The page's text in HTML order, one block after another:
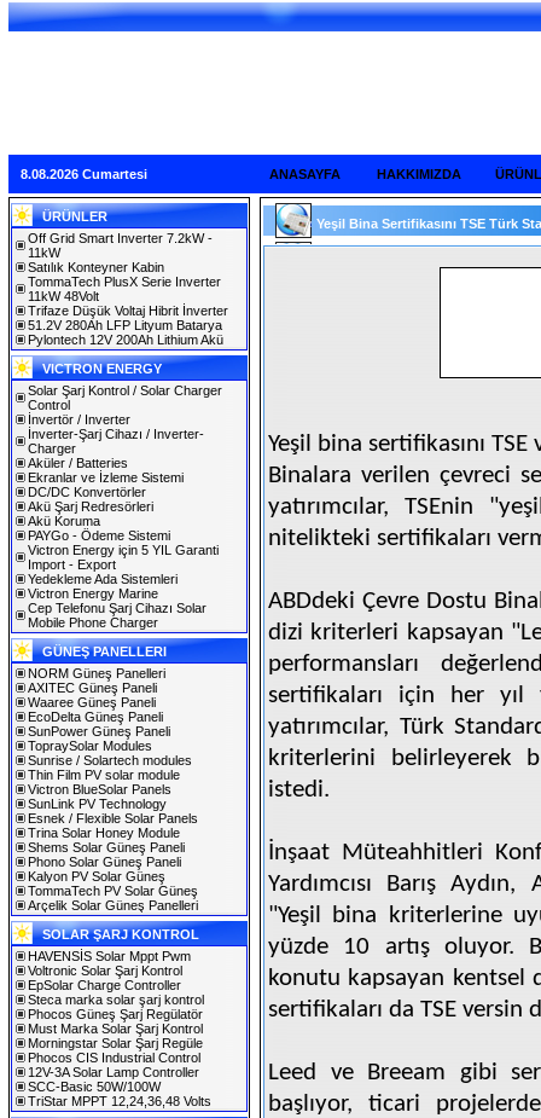
8.08.2026 Cumartesi ANASAYFA HAKKIMIZDA
ÜRÜNLER
Off Grid Smart Inverter 7.2kW -
11kW
Satılık Konteyner Kabin
TommaTech PlusX Serie Inverter
11kW 48Volt
Trifaze Düşük Voltaj Hibrit İnverter
51.2V 280Ah LFP Lityum Batarya
Pylontech 12V 200Ah Lithium Akü
VICTRON ENERGY
Solar Şarj Kontrol / Solar Charger
Control
İnvertör / Inverter
İnverter-Şarj Cihazı / Inverter-
Charger
Aküler / Batteries
Ekranlar ve İzleme Sistemi
DC/DC Konvertörler
Akü Şarj Redresörleri
Akü Koruma
PAYGo - Ödeme Sistemi
Victron Energy için 5 YIL Garanti
Import - Export
Yedekleme Ada Sistemleri
Victron Energy Marine
Cep Telefonu Şarj Cihazı Solar
Mobile Phone Charger
GÜNEŞ PANELLERI
NORM Güneş Panelleri
AXITEC Güneş Paneli
Waaree Güneş Paneli
EcoDelta Güneş Paneli
SunPower Güneş Paneli
TopraySolar Modules
Sunrise / Solartech modules
Thin Film PV solar module
Victron BlueSolar Panels
SunLink PV Technology
Esnek / Flexible Solar Panels
Trina Solar Honey Module
Shems Solar Güneş Paneli
Phono Solar Güneş Paneli
Kalyon PV Solar Güneş
TommaTech PV Solar Güneş
Arçelik Solar Güneş Panelleri
SOLAR ŞARJ KONTROL
HAVENSİS Solar Mppt Pwm
Voltronic Solar Şarj Kontrol
EpSolar Charge Controller
Steca marka solar şarj kontrol
Phocos Güneş Şarj Regülatör
Must Marka Solar Şarj Kontrol
Morningstar Solar Şarj Regüle
Phocos CIS Industrial Control
12V-3A Solar Lamp Controller
SCC-Basic 50W/100W
TriStar MPPT 12,24,36,48 Volts
Yeşil Bina Sertifikasını TSE Türk
Yeşil bina sertifikasını TSE
Binalara verilen çevreci
yatırımcılar, TSEnin
nitelikteki sertifikaları
ABDdeki Çevre Dostu
dizi kriterleri kapsayan
performansları
sertifikaları için her yıl
yatırımcılar, Türk
kriterlerini belirleyerek
istedi.
İnşaat Müteahhitleri
Yardımcısı Barış
"Yeşil bina kriterlerine
yüzde 10 artış oluyor.
konutu kapsayan kentsel
sertifikaları da TSE versin
Leed ve Breeam gibi
başlıyor, ticari